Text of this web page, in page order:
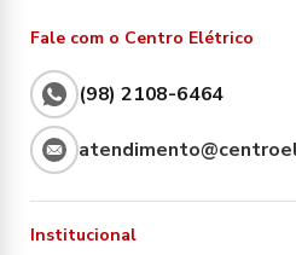
Fale com o Centro Elétrico
(98) 2108-6464
Institucional